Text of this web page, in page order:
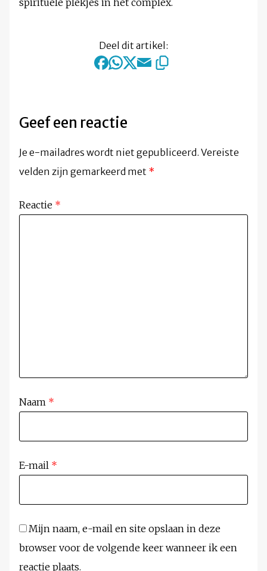
spirituele plekjes in het complex.
Deel dit artikel:
Geef een reactie
Je e-mailadres wordt niet gepubliceerd. Vereiste
velden zijn gemarkeerd met *
Reactie *
Naam *
E-mail *
Mijn naam, e-mail en site opslaan in deze
browser voor de volgende keer wanneer ik een
reactie plaats.